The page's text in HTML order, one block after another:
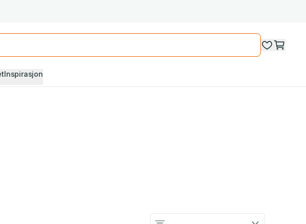
Inspirasjon